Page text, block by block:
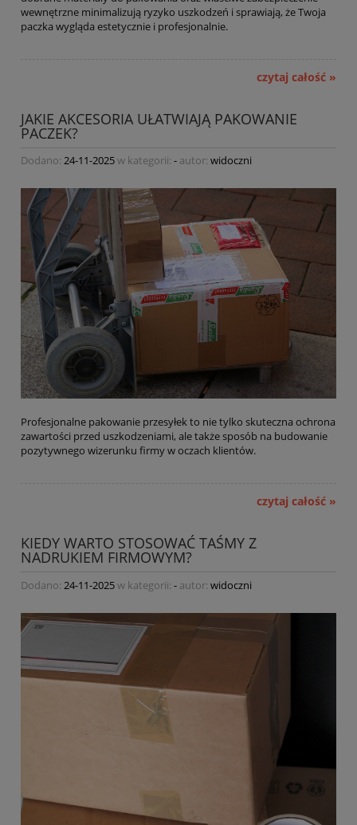
wewnętrzne minimalizują ryzyko uszkodzeń i sprawiają, że Twoja
paczka wygląda estetycznie i profesjonalnie.
czytaj całość »
JAKIE AKCESORIA UŁATWIAJĄ PAKOWANIE
PACZEK?
Dodano: 24-11-2025w kategorii: - autor: widoczni
Profesjonalne pakowanie przesyłek to nie tylko skuteczna ochrona
zawartości przed uszkodzeniami, ale także sposób na budowanie
pozytywnego wizerunku firmy w oczach klientów.
czytaj całość »
KIEDY WARTO STOSOWAĆ TAŚMY Z
NADRUKIEM FIRMOWYM?
Dodano: 24-11-2025w kategorii: - autor: widoczni